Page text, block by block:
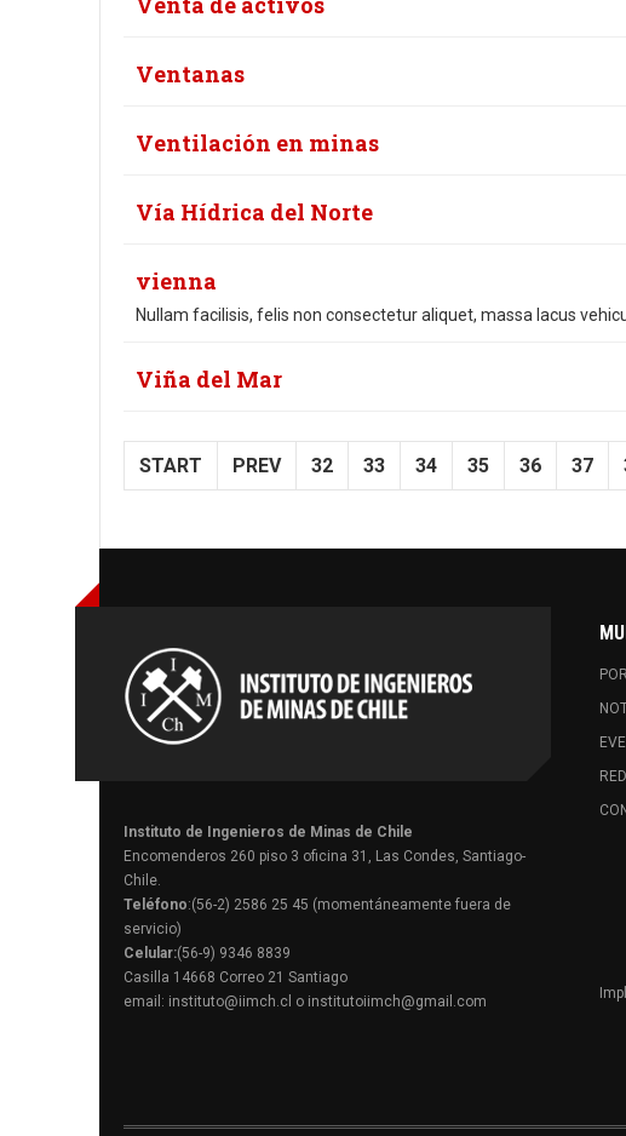
Ventanas
Ventilación en minas
Vía Hídrica del Norte
vienna
Nullam facilisis, felis non consectetur aliquet, massa lacus
Viña del Mar
START PREV 32 33 34 35 36 37
Instituto de Ingenieros de Minas de Chile
Encomenderos 260 piso 3 oficina 31, Las Condes, Santiago-
Chile.
Teléfono:(56-2) 2586 25 45 (momentáneamente fuera de
servicio)
Celular:(56-9) 9346 8839
Casilla 14668 Correo 21 Santiago
email: instituto@iimch.cl o institutoiimch@gmail.com